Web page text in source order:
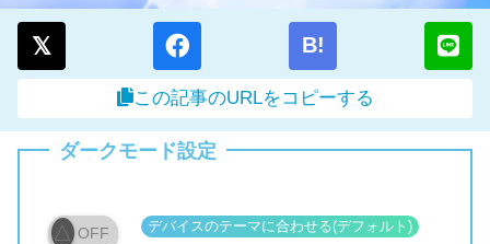
B!
この記事のURLをコピーする
ダークモード設定
OFF